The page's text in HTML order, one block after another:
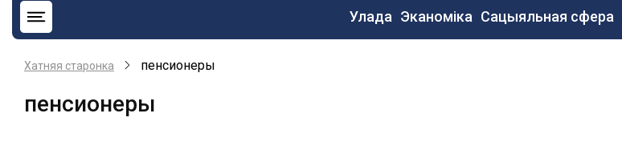
Основная
навигация
Улада Эканоміка Сацыяльная сфера
Хатняя старонка пенсионеры
пенсионеры